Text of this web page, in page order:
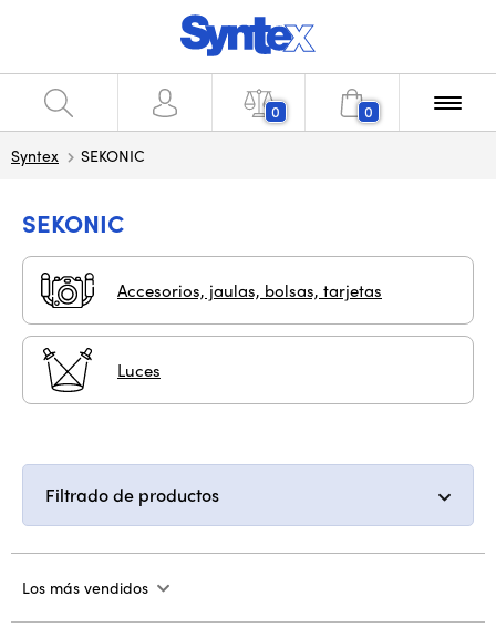
0 0
Syntex SEKONIC
SEKONIC
Accesorios, jaulas, bolsas, tarjetas
Luces
Filtrado de productos
Los más vendidos